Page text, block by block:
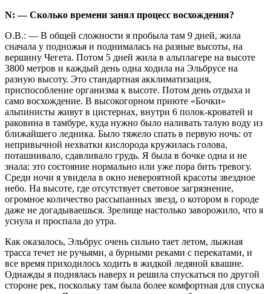
N: — Сколько времени занял процесс восхождения?
О.В.: — В общей сложности я пробыла там 9 дней, жила
сначала у подножья и поднималась на разные высоты, на
вершину Чегета. Потом 5 дней жила в альплагере на высоте
3800 метров и каждый день одна ходила на Эльбрусе на
разную высоту. Это стандартная акклиматизация,
приспособление организма к высоте. Потом день отдыха и
само восхождение. В высокогорном приюте «Бочки»
альпинисты живут в цистернах, внутри 6 полок-кроватей и
раковина в тамбуре, куда нужно было наливать талую воду из
ближайшего ледника. Было тяжело спать в первую ночь: от
непривычной нехватки кислорода кружилась голова,
поташнивало, сдавливало грудь. Я была в бочке одна и не
знала: это состояние нормально или уже пора бить тревогу.
Среди ночи я увидела в окно невероятной красоты звездное
небо. На высоте, где отсутствует световое загрязнение,
огромное количество рассыпанных звезд, о котором в городе
даже не догадываешься. Зрелище настолько заворожило, что я
уснула и проспала до утра.
Как оказалось, Эльбрус очень сильно тает летом, лыжная
трасса течет не ручьями, а бурными реками с перекатами, и
все время приходилось ходить в жидкой ледяной квашне.
Однажды я поднялась наверх и решила спускаться по другой
стороне рек, поскольку там была более комфортная для спуска